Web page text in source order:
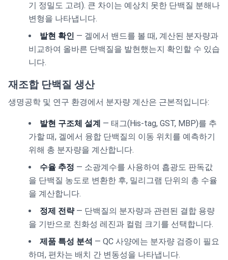
기 정밀도 고려). 큰 차이는 예상치 못한 단백질 분해나
변형을 나타냅니다.
발현 확인 — 겔에서 밴드를 볼 때, 계산된 분자량과
비교하여 올바른 단백질을 발현했는지 확인할 수 있습
니다.
재조합 단백질 생산
생명공학 및 연구 환경에서 분자량 계산은 근본적입니다:
발현 구조체 설계 — 태그(His-tag, GST, MBP)를 추
가할 때, 겔에서 융합 단백질의 이동 위치를 예측하기
위해 총 분자량을 계산합니다.
수율 추정 — 소광계수를 사용하여 흡광도 판독값
을 단백질 농도로 변환한 후, 밀리그램 단위의 총 수율
을 계산합니다.
정제 전략— 단백질의 분자량과 관련된 결합 용량
을 기반으로 친화성 레진과 컬럼 크기를 선택합니다.
제품 특성 분석 — QC 사양에는 분자량 검증이 필요
하며, 편차는 배치 간 변동성을 나타냅니다.